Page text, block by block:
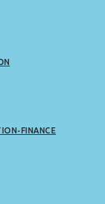
FINANCE